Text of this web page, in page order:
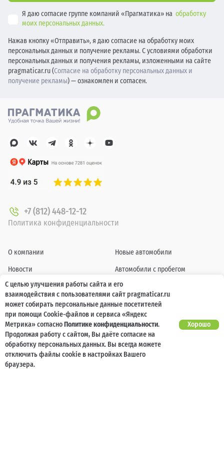
Я даю согласие группе компаний «Прагматика» на обработку
моих персональных данных.
Нажав кнопку «Отправить», я даю согласие на обработку моих
персональных данных и получение рекламы. С условиями обработки
персональных данных и получения рекламы, изложенными на сайте
pragmaticar.ru (Согласие на обработку персональных данных и
получение рекламы) — ознакомлен и согласен.
+7 (812) 448-12-12
Политика конфиденциальности
О компании
Новости
Отзывы клиентов
Наша команда
Карьера
Новые автомобили
Автомобили с пробегом
Выкуп
Акции
Кузовной ремонт
Спецпредложения
Услуги
Блог
С целью улучшения работы сайта и его
взаимодействия с пользователями сайт pragmaticar.ru
может собирать персональные данные посетителей
при помощи Cookie-файлов и сервиса «Яндекс
Метрика» согласноПолитике конфиденциальности.
Продолжая работу с сайтом, Вы даёте согласие на
обработку персональных данных. Вы всегда можете
отключить файлы cookie в настройках Вашего
браузера.
Хорошо